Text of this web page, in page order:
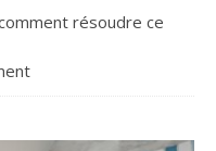
résoudre ce